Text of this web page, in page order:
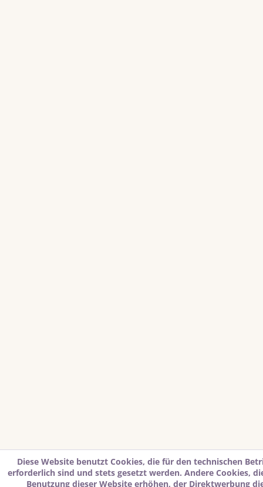
Diese Website benutzt Cookies, die für den technischen
erforderlich sind und stets gesetzt werden. Andere Cookies,
Benutzung dieser Website erhöhen, der Direktwerbung